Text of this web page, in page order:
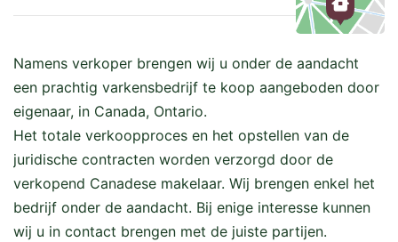
Namens verkoper brengen wij u onder de aandacht
een prachtig varkensbedrijf te koop aangeboden door
eigenaar, in Canada, Ontario.
Het totale verkoopproces en het opstellen van de
juridische contracten worden verzorgd door de
verkopend Canadese makelaar. Wij brengen enkel het
bedrijf onder de aandacht. Bij enige interesse kunnen
wij u in contact brengen met de juiste partijen.